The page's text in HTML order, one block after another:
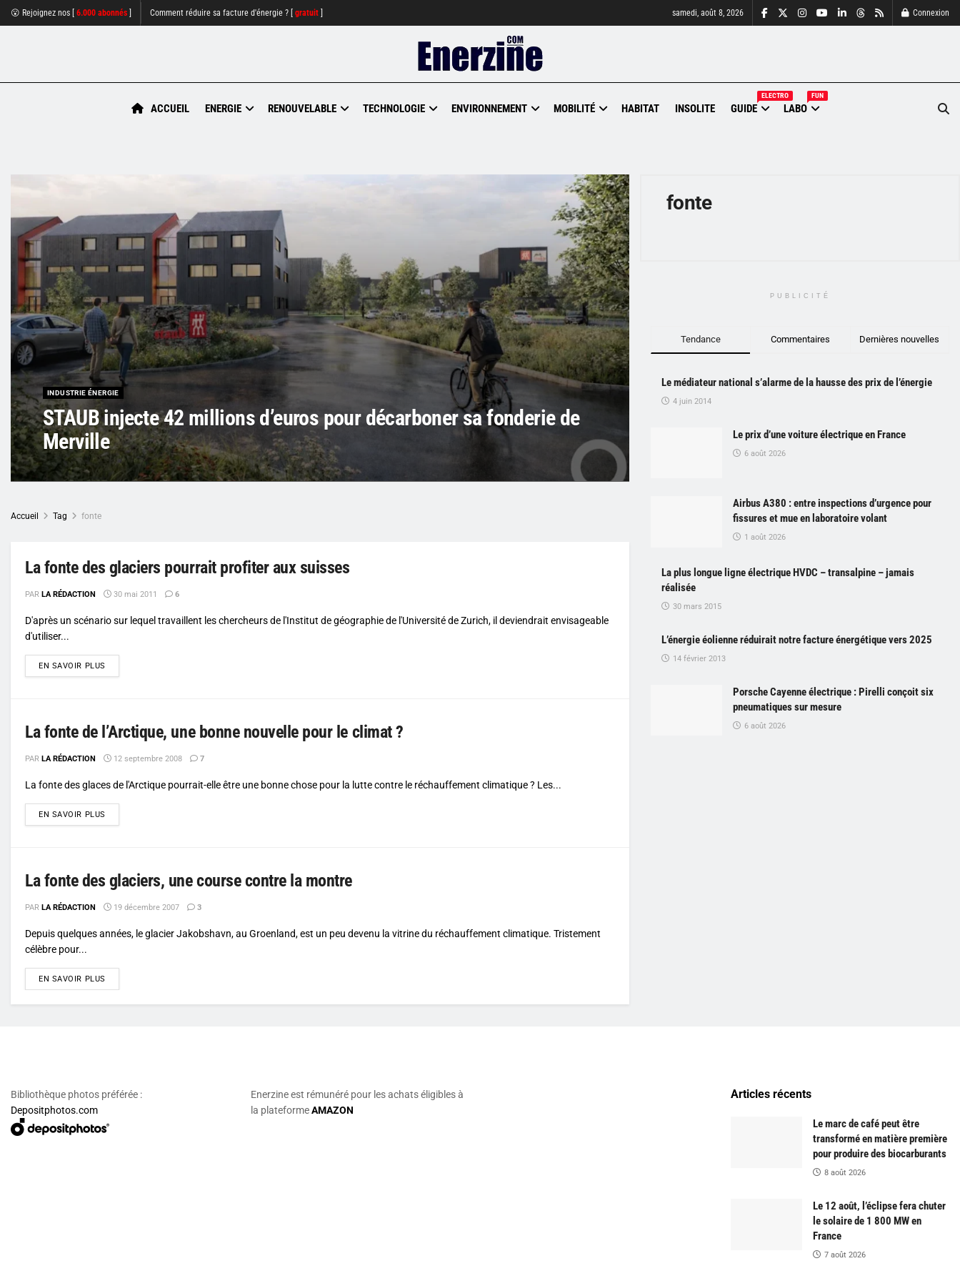
😮 Rejoignez nos [ 6.000 abonnés Comment réduire sa facture d'énergie ? [ gratuit samedi, août 8, 2026 Connexion
ACCUEIL ENERGIE RENOUVELABLE TECHNOLOGIE ENVIRONNEMENT MOBILITÉ HABITAT INSOLITE GUIDE
ELECTRO
LABO
FUN
INDUSTRIE ÉNERGIE
STAUB injecte 42 millions d’euros pour décarboner sa fonderie de
Merville
Accueil Tag fonte
La fonte des glaciers pourrait profiter aux suisses
PAR LA RÉDACTION 30 mai 2011 6
D'après un scénario sur lequel travaillent les chercheurs de l'Institut de géographie de l'Université de Zurich, il deviendrait envisageable
d'utiliser...
EN SAVOIR PLUS
La fonte de l’Arctique, une bonne nouvelle pour le climat ?
PAR LA RÉDACTION 12 septembre 2008 7
La fonte des glaces de l'Arctique pourrait-elle être une bonne chose pour la lutte contre le réchauffement climatique ? Les...
EN SAVOIR PLUS
La fonte des glaciers, une course contre la montre
PAR LA RÉDACTION 19 décembre 2007 3
Depuis quelques années, le glacier Jakobshavn, au Groenland, est un peu devenu la vitrine du réchauffement climatique. Tristement
célèbre pour...
EN SAVOIR PLUS
fonte
PUBLICITÉ
Tendance Commentaires Dernières nouvelles
Le médiateur national s’alarme de la hausse des prix de l’énergie
4 juin 2014
Le prix d’une voiture électrique en France
6 août 2026
Airbus A380 : entre inspections d’urgence pour
fissures et mue en laboratoire volant
1 août 2026
La plus longue ligne électrique HVDC – transalpine – jamais
réalisée
30 mars 2015
L’énergie éolienne réduirait notre facture énergétique vers 2025
14 février 2013
Porsche Cayenne électrique : Pirelli conçoit six
pneumatiques sur mesure
6 août 2026
Bibliothèque photos préférée :
Depositphotos.com
Enerzine est rémunéré pour les achats éligibles à
la plateformeAMAZON
Articles récents
Le marc de café peut être
transformé en matière première
pour produire des biocarburants
8 août 2026
Le 12 août, l’éclipse fera chuter
le solaire de 1 800 MW en
France
7 août 2026